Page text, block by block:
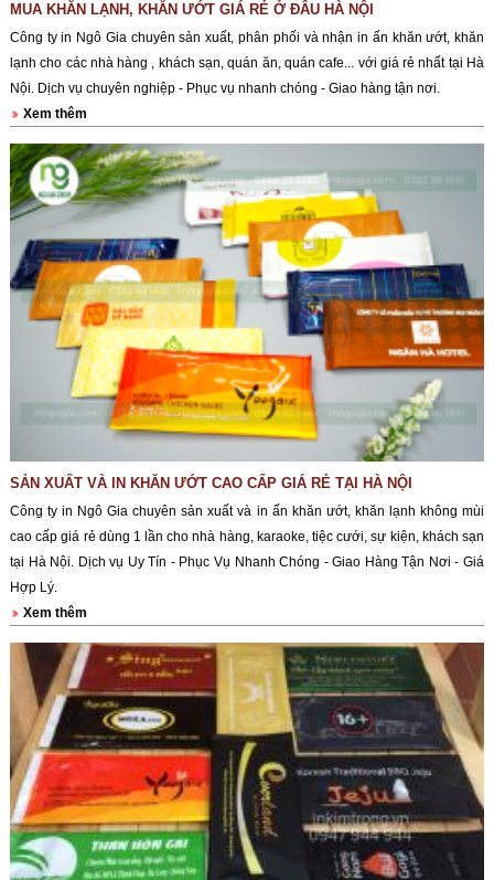
MUA KHĂN LẠNH, KHĂN ƯỚT GIÁ RẺ Ở ĐÂU HÀ NỘI
Công ty in Ngô Gia chuyên sản xuất, phân phối và nhận in ấn khăn ướt, khăn
lạnh cho các nhà hàng , khách sạn, quán ăn, quán cafe... với giá rẻ nhất tại Hà
Nội. Dịch vụ chuyên nghiệp - Phục vụ nhanh chóng - Giao hàng tận nơi.
Xem thêm
SẢN XUẤT VÀ IN KHĂN ƯỚT CAO CẤP GIÁ RẺ TẠI HÀ NỘI
Công ty in Ngô Gia chuyên sản xuất và in ấn khăn ướt, khăn lạnh không mùi
cao cấp giá rẻ dùng 1 lần cho nhà hàng, karaoke, tiệc cưới, sự kiện, khách sạn
tại Hà Nội. Dịch vụ Uy Tín - Phục Vụ Nhanh Chóng - Giao Hàng Tận Nơi - Giá
Hợp Lý.
Xem thêm